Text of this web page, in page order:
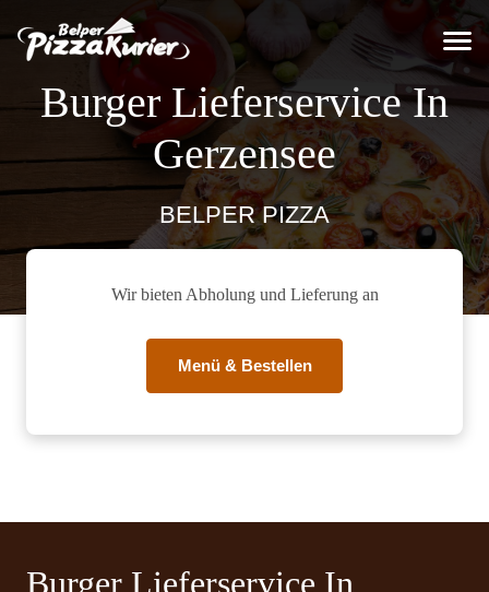
Burger Lieferservice In
Gerzensee
BELPER PIZZA
Wir bieten Abholung und Lieferung an
Menü & Bestellen
Burger Lieferservice In